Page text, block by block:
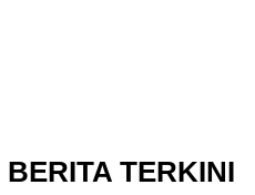
BERITA TERKINI